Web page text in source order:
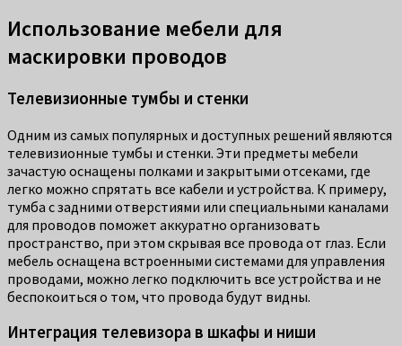
Использование мебели для
маскировки проводов
Телевизионные тумбы и стенки
Одним из самых популярных и доступных решений являются
телевизионные тумбы и стенки. Эти предметы мебели
зачастую оснащены полками и закрытыми отсеками, где
легко можно спрятать все кабели и устройства. К примеру,
тумба с задними отверстиями или специальными каналами
для проводов поможет аккуратно организовать
пространство, при этом скрывая все провода от глаз. Если
мебель оснащена встроенными системами для управления
проводами, можно легко подключить все устройства и не
беспокоиться о том, что провода будут видны.
Интеграция телевизора в шкафы и ниши